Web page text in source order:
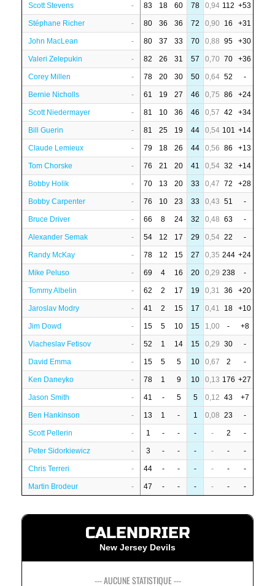
Scott Stevens - 83 18 60 78 0,94 112 +53
Stéphane Richer - 80 36 36 72 0,90 16 +31
John MacLean - 80 37 33 70 0,88 95 +30
Valeri Zelepukin - 82 26 31 57 0,70 70 +36
Corey Millen - 78 20 30 50 0,64 52 -
Bernie Nicholls - 61 19 27 46 0,75 86 +24
Scott Niedermayer - 81 10 36 46 0,57 42 +34
Bill Guerin - 81 25 19 44 0,54 101 +14
Claude Lemieux - 79 18 26 44 0,56 86 +13
Tom Chorske - 76 21 20 41 0,54 32 +14
Bobby Holik - 70 13 20 33 0,47 72 +28
Bobby Carpenter - 76 10 23 33 0,43 51 -
Bruce Driver - 66 8 24 32 0,48 63 -
Alexander Semak - 54 12 17 29 0,54 22 -
Randy McKay - 78 12 15 27 0,35 244 +24
Mike Peluso - 69 4 16 20 0,29 238 -
Tommy Albelin - 62 2 17 19 0,31 36 +20
Jaroslav Modry - 41 2 15 17 0,41 18 +10
Jim Dowd - 15 5 10 15 1,00 - +8
Viacheslav Fetisov - 52 1 14 15 0,29 30 -
David Emma - 15 5 5 10 0,67 2 -
Ken Daneyko - 78 1 9 10 0,13 176 +27
Jason Smith - 41 - 5 5 0,12 43 +7
Ben Hankinson - 13 1 - 1 0,08 23 -
Scott Pellerin - 1 - - - - 2 -
Peter Sidorkiewicz - 3 - - - - - -
Chris Terreri - 44 - - - - - -
Martin Brodeur - 47 - - - - - -
CALENDRIER
New Jersey Devils
--- AUCUNE STATISTIQUE ---